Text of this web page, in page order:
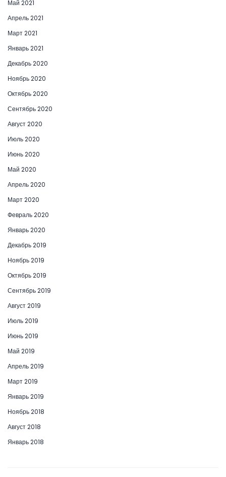
Май 2021
Апрель 2021
Март 2021
Январь 2021
Декабрь 2020
Ноябрь 2020
Октябрь 2020
Сентябрь 2020
Август 2020
Июль 2020
Июнь 2020
Май 2020
Апрель 2020
Март 2020
Февраль 2020
Январь 2020
Декабрь 2019
Ноябрь 2019
Октябрь 2019
Сентябрь 2019
Август 2019
Июль 2019
Июнь 2019
Май 2019
Апрель 2019
Март 2019
Январь 2019
Ноябрь 2018
Август 2018
Январь 2018